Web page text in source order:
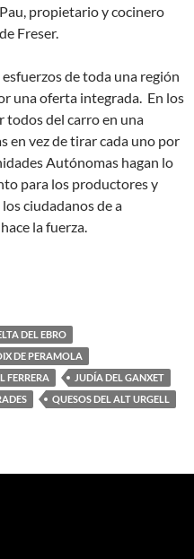
propietario y cocinero
Freser.
de toda una región
una oferta integrada. En los
todos del carro en una
en vez de tirar cada uno por
Autónomas hagan lo
para los productores y
ciudadanos de a
la fuerza.
DEL EBRO
DE PERAMOLA
FERRERA
JUDÍA DEL GANXET
QUESOS DEL ALT URGELL